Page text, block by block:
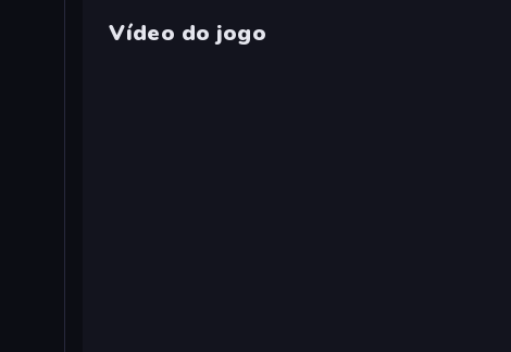
Vídeo do jogo